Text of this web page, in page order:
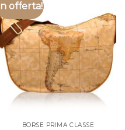
In offerta!
BORSE PRIMA CLASSE